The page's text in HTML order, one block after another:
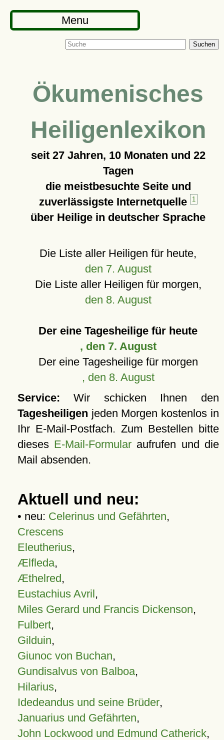
Menu
Suchen
Ökumenisches
Heiligenlexikon
seit 27 Jahren, 10 Monaten und 22
Tagen
die meistbesuchte Seite und
zuverlässigste Internetquelle
1
über Heilige in deutscher Sprache
Die Liste aller Heiligen für heute,
den 7. August
Die Liste aller Heiligen für morgen,
den 8. August
Der eine Tagesheilige für heute
, den 7. August
Der eine Tagesheilige für morgen
, den 8. August
Service: Wir schicken Ihnen den
Tagesheiligen jeden Morgen kostenlos in
Ihr E-Mail-Postfach. Zum Bestellen bitte
dieses E-Mail-Formular aufrufen und die
Mail absenden.
Aktuell und neu:
• neu: Celerinus und Gefährten,
Crescens
Eleutherius,
Ælfleda,
Æthelred,
Eustachius Avril,
Miles Gerard und Francis Dickenson,
Fulbert,
Gilduin,
Giunoc von Buchan,
Gundisalvus von Balboa,
Hilarius,
Idedeandus und seine Brüder,
Januarius und Gefährten,
John Lockwood und Edmund Catherick,